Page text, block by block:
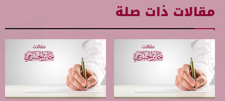
مقالات ذات صلة